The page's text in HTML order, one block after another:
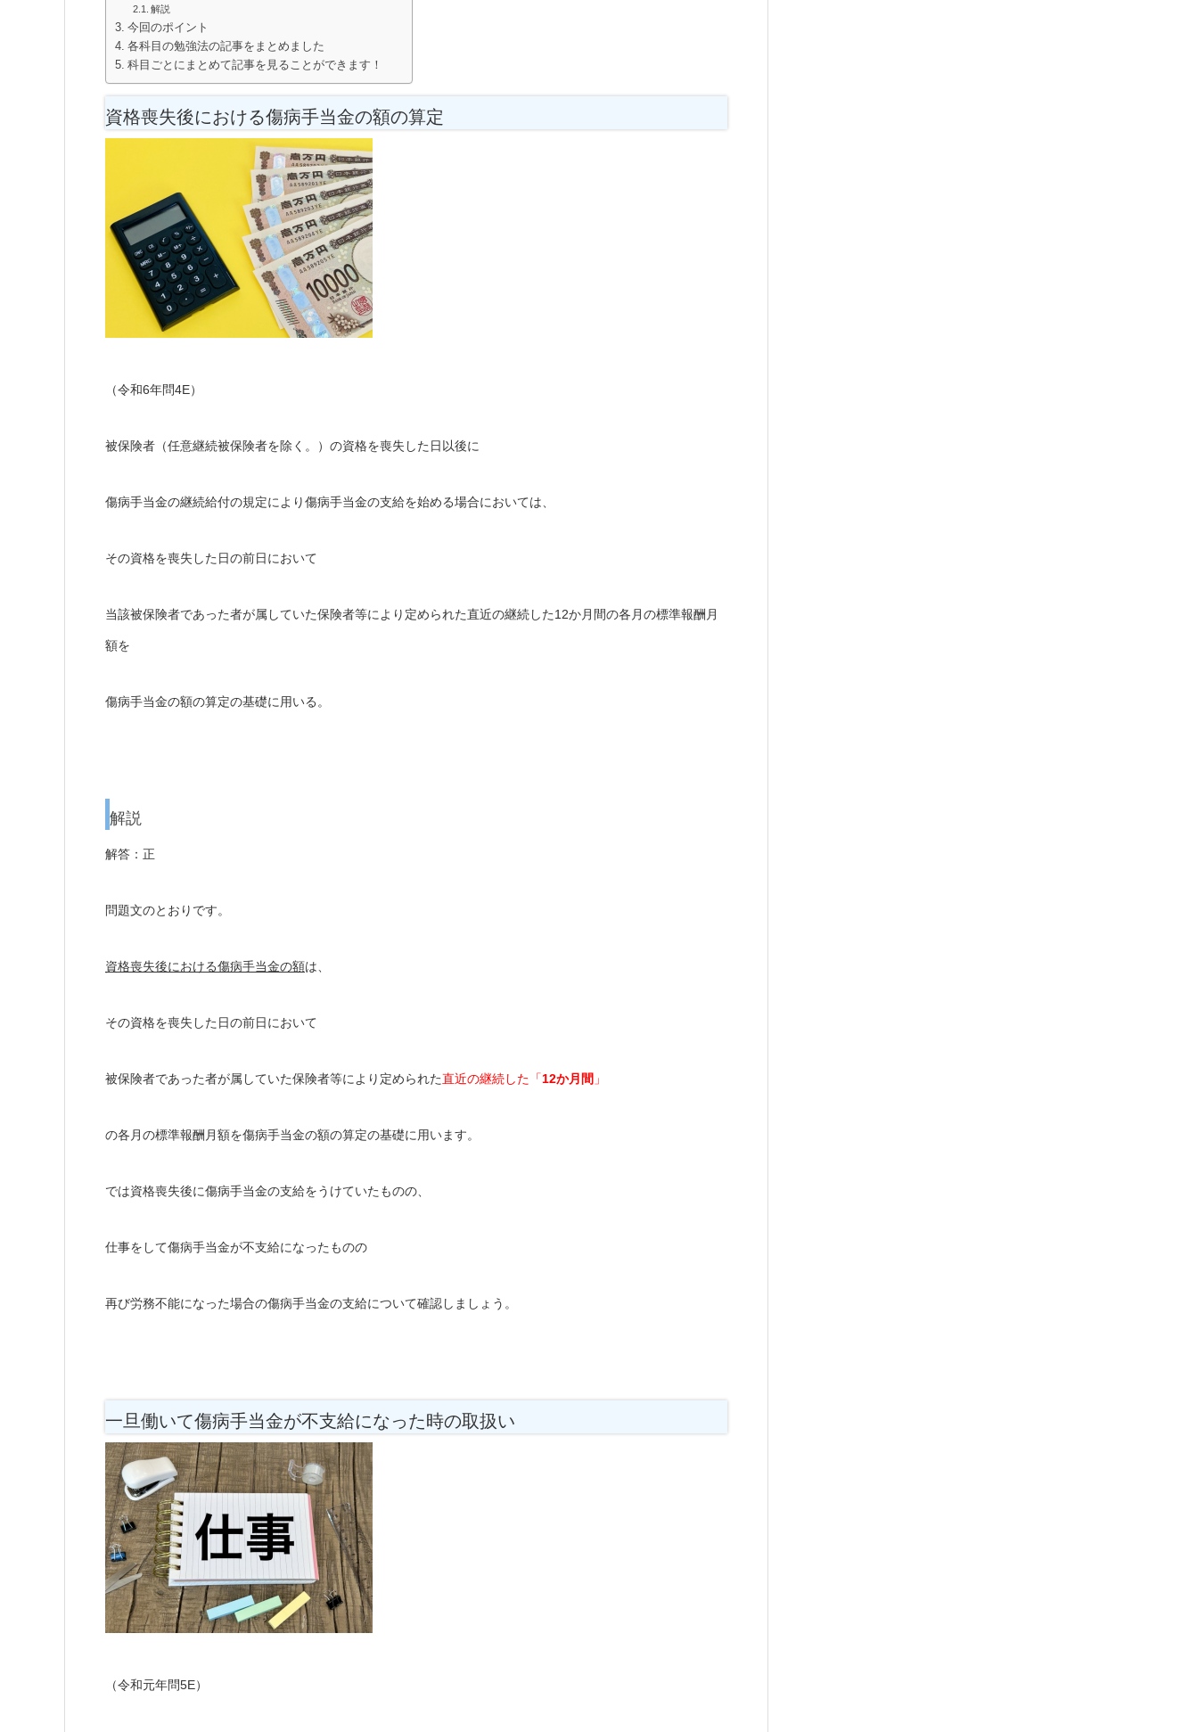
解説
今回のポイント
各科目の勉強法の記事をまとめました
科目ごとにまとめて記事を見ることができます！
資格喪失後における傷病手当金の額の算定
（令和6年問4E）
被保険者（任意継続被保険者を除く。）の資格を喪失した日以後に
傷病手当金の継続給付の規定により傷病手当金の支給を始める場合においては、
その資格を喪失した日の前日において
当該被保険者であった者が属していた保険者等により定められた直近の継続した12か月間の各月の標準報酬月
額を
傷病手当金の額の算定の基礎に用いる。
解説
解答：正
問題文のとおりです。
資格喪失後における傷病手当金の額は、
その資格を喪失した日の前日において
被保険者であった者が属していた保険者等により定められた直近の継続した「12か月間 」
の各月の標準報酬月額を傷病手当金の額の算定の基礎に用います。
では資格喪失後に傷病手当金の支給をうけていたものの、
仕事をして傷病手当金が不支給になったものの
再び労務不能になった場合の傷病手当金の支給について確認しましょう。
一旦働いて傷病手当金が不支給になった時の取扱い
（令和元年問5E）